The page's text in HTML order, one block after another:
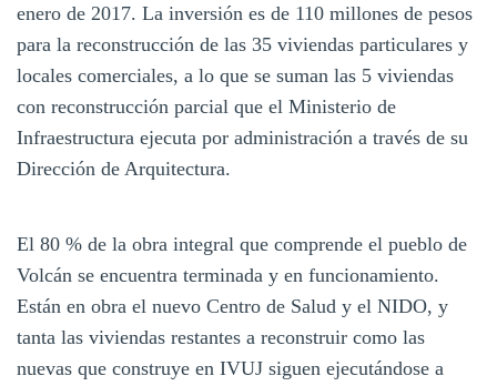
enero de 2017. La inversión es de 110 millones de pesos
para la reconstrucción de las 35 viviendas particulares y
locales comerciales, a lo que se suman las 5 viviendas
con reconstrucción parcial que el Ministerio de
Infraestructura ejecuta por administración a través de su
Dirección de Arquitectura.
El 80 % de la obra integral que comprende el pueblo de
Volcán se encuentra terminada y en funcionamiento.
Están en obra el nuevo Centro de Salud y el NIDO, y
tanta las viviendas restantes a reconstruir como las
nuevas que construye en IVUJ siguen ejecutándose a